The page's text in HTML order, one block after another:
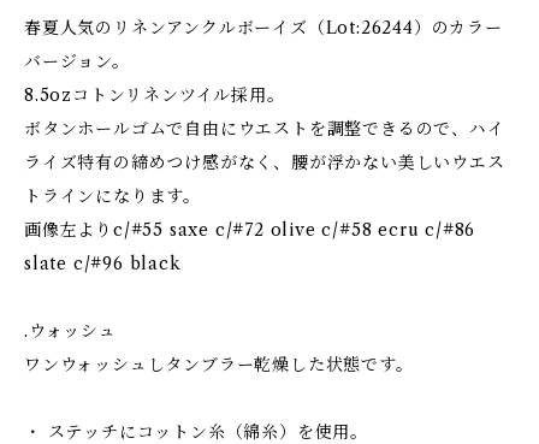
春夏人気のリネンアンクルボーイズ（Lot:26244）のカラー
バージョン。
8.5ozコトンリネンツイル採用。
ボタンホールゴムで自由にウエストを調整できるので、ハイ
ライズ特有の締めつけ感がなく、腰が浮かない美しいウエス
トラインになります。
画像左よりc/#55 saxe c/#72 olive c/#58 ecru c/#86
slate c/#96 black
.ウォッシュ
ワンウォッシュしタンブラー乾燥した状態です。
・ ステッチにコットン糸（綿糸）を使用。